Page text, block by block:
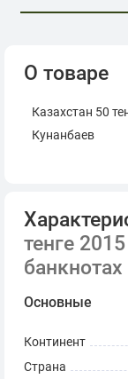
О товаре
Казахстан 50
Кунанбаев
тенге
Основные
Континент
Страна